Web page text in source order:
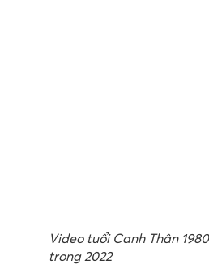
Video tuổi Canh Thân
trong 2022